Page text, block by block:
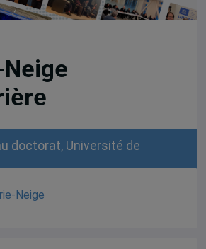
doctorat, Université de